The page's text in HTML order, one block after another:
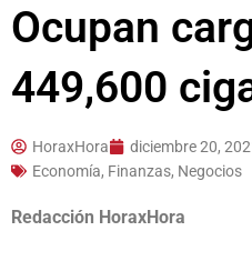
Ocupan
449,600
HoraxHora
diciembre 20,
Economía, Finanzas, Negocios
Redacción HoraxHora